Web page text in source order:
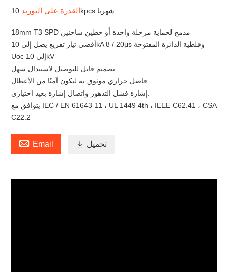
القدرة على التوريد 10kpcs شهريا
18mm T3 SPD مدمج لحماية مرحلة واحدة أو خطين ساخنين
أقصى تيار تفريغ يصل إلى 10kA 8 / 20μs وفلطية الدائرة المفتوحة
Uoc إلى 10kV
تصميم قابل للتوصيل لاستبدال سهل
يتوافق مع IEC / EN 61643-11 ، UL 1449 4th ، IEEE C62.41 ، CSA
C22.2
 Email  تحميل